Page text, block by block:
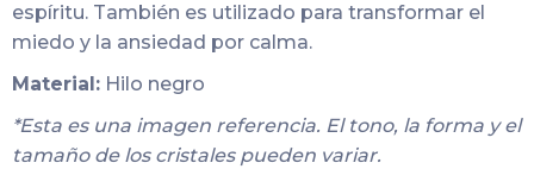
espíritu. También es utilizado para transformar el
miedo y la ansiedad por calma.
Material: Hilo negro
*Esta es una imagen referencia. El tono, la forma y el
tamaño de los cristales pueden variar.